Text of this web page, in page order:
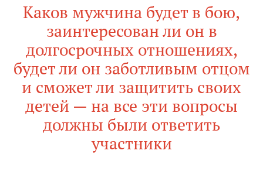
Каков мужчина будет в бою,
заинтересован ли он в
долгосрочных отношениях,
будет ли он заботливым отцом
и сможет ли защитить своих
детей — на все эти вопросы
должны были ответить
участники